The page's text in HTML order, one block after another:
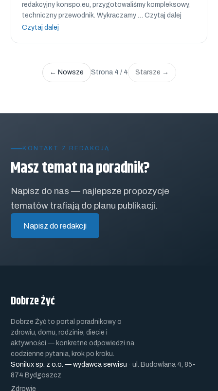
redakcyjny konspo.eu, przygotowaliśmy kompleksowy,
techniczny przewodnik. Wykraczamy … Czytaj dalej
Czytaj dalej
← Nowsze Strona 4 / 4 Starsze →
KONTAKT Z REDAKCJĄ
Masz temat na poradnik?
Napisz do nas — najlepsze propozycje
tematów trafiają do planu publikacji.
Napisz do redakcji
Dobrze Żyć
Dobrze Żyć to portal poradnikowy o
zdrowiu, domu, rodzinie, diecie i
aktywności — konkretne odpowiedzi na
codzienne pytania, krok po kroku.
Sonilux sp. z o.o. — wydawca serwisu · ul. Budowlana 4, 85-
874 Bydgoszcz
OFERTA
Zdrowie